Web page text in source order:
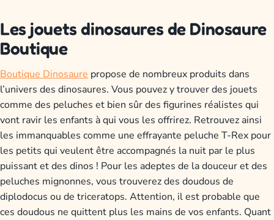
Les jouets dinosaures de Dinosaure
Boutique
Boutique Dinosaure propose de nombreux produits dans
l’univers des dinosaures. Vous pouvez y trouver des jouets
comme des peluches et bien sûr des figurines réalistes qui
vont ravir les enfants à qui vous les offrirez. Retrouvez ainsi
les immanquables comme une effrayante peluche T-Rex pour
les petits qui veulent être accompagnés la nuit par le plus
puissant et des dinos ! Pour les adeptes de la douceur et des
peluches mignonnes, vous trouverez des doudous de
diplodocus ou de triceratops. Attention, il est probable que
ces doudous ne quittent plus les mains de vos enfants. Quant